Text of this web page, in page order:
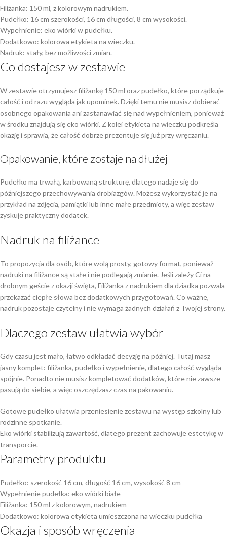
Filiżanka: 150 ml, z kolorowym nadrukiem.
Pudełko: 16 cm szerokości, 16 cm długości, 8 cm wysokości.
Wypełnienie: eko wiórki w pudełku.
Dodatkowo: kolorowa etykieta na wieczku.
Nadruk: stały, bez możliwości zmian.
Co dostajesz w zestawie
W zestawie otrzymujesz filiżankę 150 ml oraz pudełko, które porządkuje
całość i od razu wygląda jak upominek. Dzięki temu nie musisz dobierać
osobnego opakowania ani zastanawiać się nad wypełnieniem, ponieważ
w środku znajdują się eko wiórki. Z kolei etykieta na wieczku podkreśla
okazję i sprawia, że całość dobrze prezentuje się już przy wręczaniu.
Opakowanie, które zostaje na dłużej
Pudełko ma trwałą, karbowaną strukturę, dlatego nadaje się do
późniejszego przechowywania drobiazgów. Możesz wykorzystać je na
przykład na zdjęcia, pamiątki lub inne małe przedmioty, a więc zestaw
zyskuje praktyczny dodatek.
Nadruk na filiżance
To propozycja dla osób, które wolą prosty, gotowy format, ponieważ
nadruki na filiżance są stałe i nie podlegają zmianie. Jeśli zależy Ci na
drobnym geście z okazji święta, Filiżanka z nadrukiem dla dziadka pozwala
przekazać ciepłe słowa bez dodatkowych przygotowań. Co ważne,
nadruk pozostaje czytelny i nie wymaga żadnych działań z Twojej strony.
Dlaczego zestaw ułatwia wybór
Gdy czasu jest mało, łatwo odkładać decyzję na później. Tutaj masz
jasny komplet: filiżanka, pudełko i wypełnienie, dlatego całość wygląda
spójnie. Ponadto nie musisz kompletować dodatków, które nie zawsze
pasują do siebie, a więc oszczędzasz czas na pakowaniu.
Gotowe pudełko ułatwia przeniesienie zestawu na występ szkolny lub
rodzinne spotkanie.
Eko wiórki stabilizują zawartość, dlatego prezent zachowuje estetykę w
transporcie.
Parametry produktu
Pudełko: szerokość 16 cm, długość 16 cm, wysokość 8 cm
Wypełnienie pudełka: eko wiórki białe
Filiżanka: 150 ml z kolorowym, nadrukiem
Dodatkowo: kolorowa etykieta umieszczona na wieczku pudełka
Okazja i sposób wręczenia